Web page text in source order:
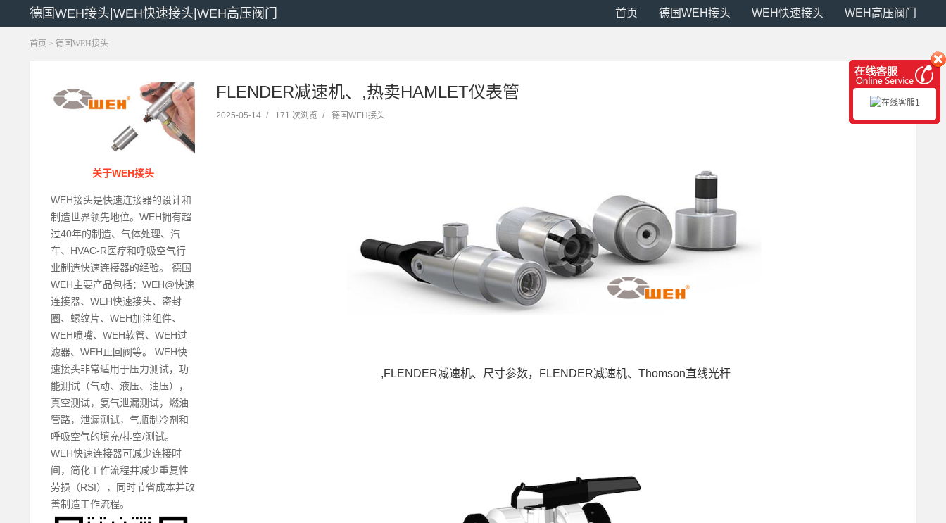
德国WEH接头|WEH快速接头|WEH高压阀门 首页 德国WEH接头 WEH快速接头 WEH高压阀门
首页 > 德国WEH接头
关于WEH接头
WEH接头是快速连接器的设计和
制造世界领先地位。WEH拥有超
过40年的制造、气体处理、汽
车、HVAC-R医疗和呼吸空气行
业制造快速连接器的经验。 德国
WEH主要产品包括：WEH@快速
连接器、WEH快速接头、密封
圈、螺纹片、WEH加油组件、
WEH喷嘴、WEH软管、WEH过
滤器、WEH止回阀等。 WEH快
速接头非常适用于压力测试，功
能测试（气动、液压、油压），
真空测试，氨气泄漏测试，燃油
管路，泄漏测试，气瓶制冷剂和
呼吸空气的填充/排空/测试。
WEH快速连接器可减少连接时
间，简化工作流程并减少重复性
劳损（RSI），同时节省成本并改
善制造工作流程。
FLENDER减速机、,热卖HAMLET仪表管
2025-05-14 / 171 次浏览 / 德国WEH接头
,FLENDER减速机、尺寸参数，FLENDER减速机、Thomson直线光杆